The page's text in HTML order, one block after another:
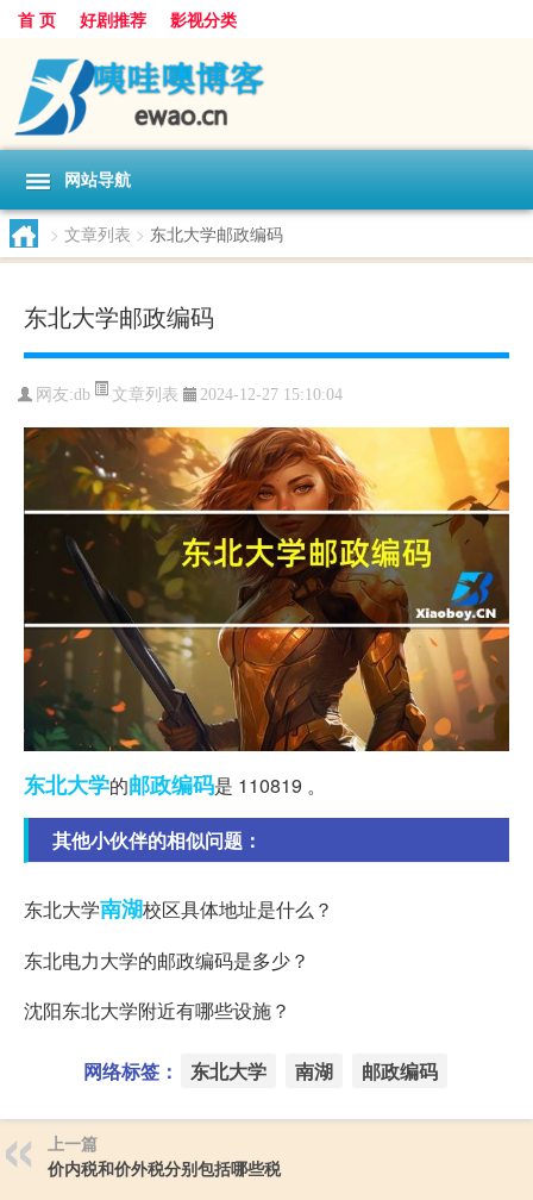
首 页 好剧推荐 影视分类
网站导航
> 文章列表 > 东北大学邮政编码
东北大学邮政编码
网友:db 文章列表 2024-12-27 15:10:04
东北大学的邮政编码是 110819 。
其他小伙伴的相似问题：
东北大学南湖校区具体地址是什么？
东北电力大学的邮政编码是多少？
沈阳东北大学附近有哪些设施？
网络标签： 东北大学 南湖 邮政编码
上一篇
价内税和价外税分别包括哪些税